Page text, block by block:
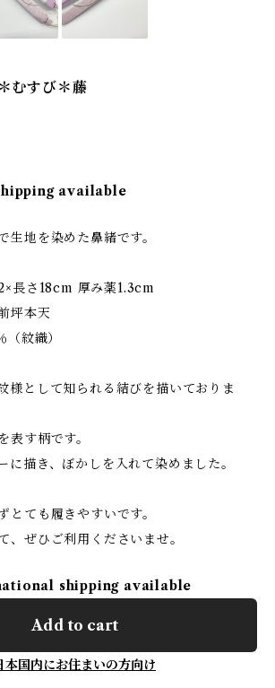
むすび＊藤
available
生地を染めた鼻緒です。
長さ18cm 厚み薬1.3cm
坪本天
紋織）
様として知られる結びを描いておりま
表す柄です。
に描き、ぼかしを入れて染めました。
とても履きやすいです。
、ぜひご利用くださいませ。
shipping available
Add to cart
本国内にお住まいの方向け